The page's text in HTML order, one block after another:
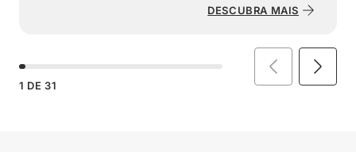
DESCUBRA MAIS
1 DE 31